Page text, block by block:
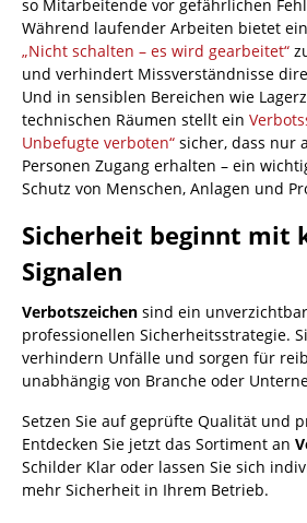
so Mitarbeitende vor gefährlichen
Während laufender Arbeiten bietet ein
„Nicht schalten – es wird gearbeitet“
und verhindert Missverständnisse
Und in sensiblen Bereichen wie
technischen Räumen stellt ein
Unbefugte verboten“ sicher, dass nur
Personen Zugang erhalten – ein
Schutz von Menschen, Anlagen und
Sicherheit beginnt mit
Signalen
Verbotszeichen sind ein
professionellen Sicherheitsstrategie.
verhindern Unfälle und sorgen für
unabhängig von Branche oder
Setzen Sie auf geprüfte Qualität und
Entdecken Sie jetzt das Sortiment an
Schilder Klar oder lassen Sie sich
mehr Sicherheit in Ihrem Betrieb.